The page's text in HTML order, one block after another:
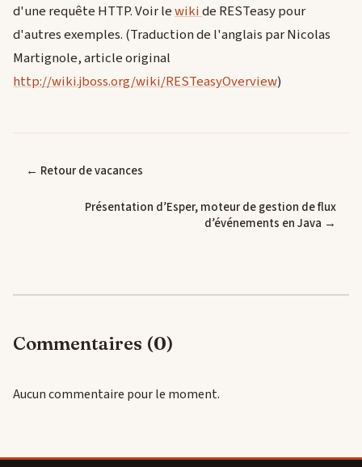
d'une requête HTTP. Voir lewikide RESTeasy pour
d'autres exemples. (Traduction de l'anglais par Nicolas
Martignole, article original
http://wiki.jboss.org/wiki/RESTeasyOverview)
← Retour de vacances
Présentation d’Esper, moteur de gestion de flux
d’événements en Java →
Commentaires (0)
Aucun commentaire pour le moment.